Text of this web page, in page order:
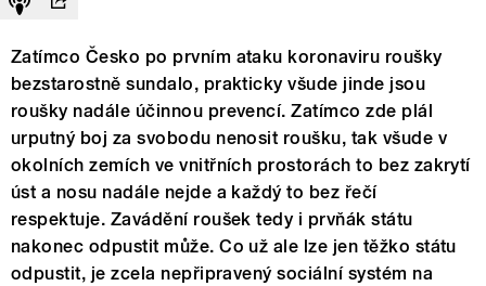
Zatímco Česko po prvním ataku koronaviru roušky
bezstarostně sundalo, prakticky všude jinde jsou
roušky nadále účinnou prevencí. Zatímco zde plál
urputný boj za svobodu nenosit roušku, tak všude v
okolních zemích ve vnitřních prostorách to bez zakrytí
úst a nosu nadále nejde a každý to bez řečí
respektuje. Zavádění roušek tedy i prvňák státu
nakonec odpustit může. Co už ale lze jen těžko státu
odpustit, je zcela nepřipravený sociální systém na